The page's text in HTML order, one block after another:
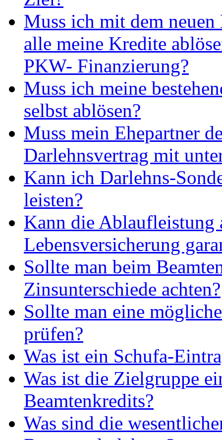
Muss ich mit dem neuen
alle meine Kredite
PKW- Finanzierung?
Muss ich meine
selbst ablösen?
Muss mein Ehepartner
Darlehnsvertrag mit
Kann ich Darlehns-
leisten?
Kann die Ablaufleistung
Lebensversicherung
Sollte man beim
Zinsunterschiede achten?
Sollte man eine
prüfen?
Was ist ein Schufa-
Was ist die Zielgruppe
Beamtenkredits?
Was sind die